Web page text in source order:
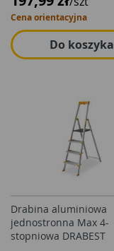
Cena orientacyjna
Do koszyka
Drabina aluminiowa
jednostronna Max 4-
stopniowa DRABEST